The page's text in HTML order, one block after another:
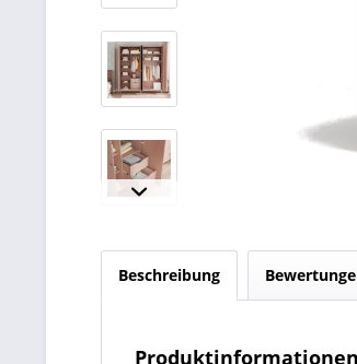
Beschreibung
Produktinformationen